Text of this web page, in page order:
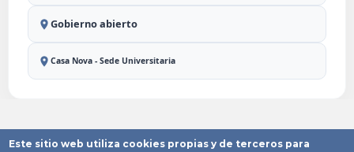
Este sitio web utiliza cookies propias y de terceros para
Gobierno abierto
Casa Nova - Sede Universitaria
Aviso Legal
Política de
Política de
Declaración
Mapa del